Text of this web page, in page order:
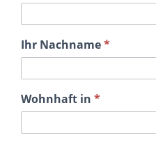
Ihr Nachname*
Wohnhaft in *